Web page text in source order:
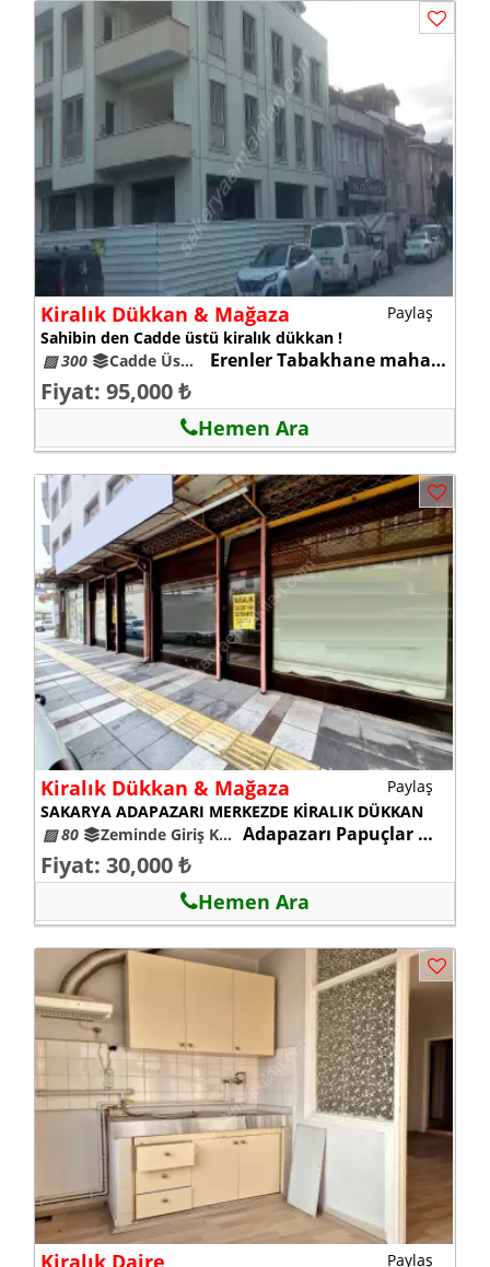
Kiralık Dükkan & Mağaza
Sahibin den Cadde üstü kiralık dükkan !
▨ 300
Cadde Üstü 0 Erenler Tabakhane mahallesi
Fiyat: 95,000 ₺
Hemen Ara
Paylaş
Kiralık Dükkan & Mağaza
SAKARYA ADAPAZARI MERKEZDE KİRALIK DÜKKAN
▨ 80
Zeminde Giriş Kat 26+ Adapazarı Papuçlar Mahallesi
Fiyat: 30,000 ₺
Hemen Ara
Paylaş
Paylaş